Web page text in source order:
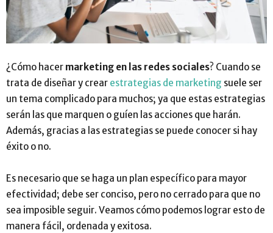
¿Cómo hacer marketing en las redes sociales? Cuando se
trata de diseñar y crear estrategias de marketing suele ser
un tema complicado para muchos; ya que estas estrategias
serán las que marquen o guíen las acciones que harán.
Además, gracias a las estrategias se puede conocer si hay
éxito o no.
Es necesario que se haga un plan específico para mayor
efectividad; debe ser conciso, pero no cerrado para que no
sea imposible seguir. Veamos cómo podemos lograr esto de
manera fácil, ordenada y exitosa.